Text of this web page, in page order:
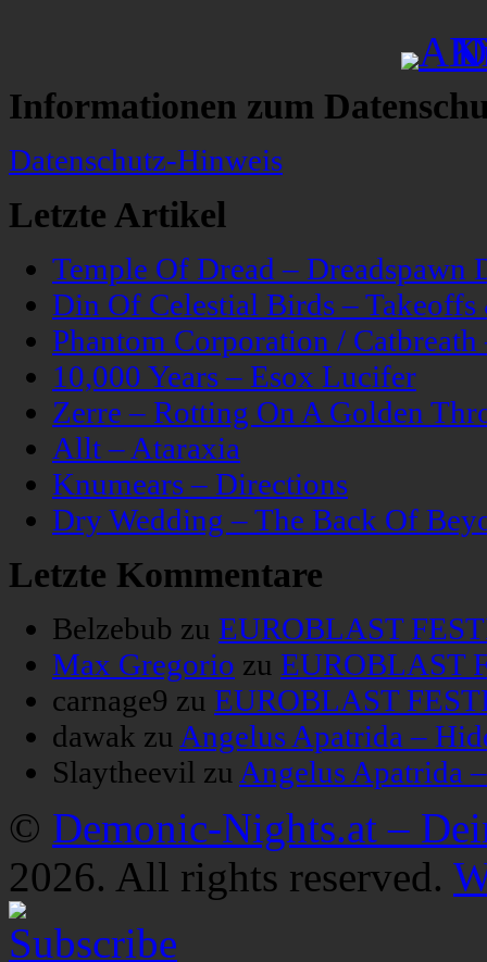
Informationen zum
Datenschutz-Hinweis
Letzte Artikel
Temple Of Dread – Dreadspawn
Din Of Celestial Birds –
Phantom Corporation /
10,000 Years – Esox Lucifer
Zerre – Rotting On A Golden
Allt – Ataraxia
Knumears – Directions
Dry Wedding – The Back Of
Letzte Kommentare
Belzebub zu EUROBLAST
Max Gregorio zu EUROBLAST
carnage9 zu EUROBLAST
dawak zu Angelus Apatrida –
Slaytheevil zu Angelus Apatrida
© Demonic-Nights.at –
2026. All rights reserved.